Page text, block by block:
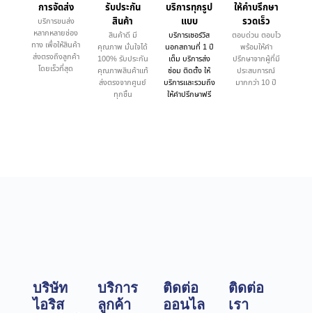
การจัดส่ง
บริการขนส่ง
หลากหลายช่อง
ทาง เพื่อให้สินค้า
ส่งตรงถึงลูกค้า
โดยเร็วที่สุด
รับประกัน
สินค้า
สินค้าดี มี
คุณภาพ มั่นใจได้
100% รับประกัน
คุณภาพสินค้าแท้
ส่งตรงจากศูนย์
ทุกชิ้น
บริการทุกรูป
แบบ
บริการเซอร์วิส
นอกสถานที่ 1 ปี
เต็ม บริการส่ง
ซ่อม ติดตั้ง ให้
บริการและรวมถึง
ให้คำปรึกษาฟรี
ให้คำบรึกษา
รวดเร็ว
ตอบด่วน ตอบไว
พร้อมให้คำ
ปรึกษาจากผู้ที่มี
ประสบการณ์
มากกว่า 10 ปี
บริษัท
ไอริส
บริการ
ลูกค้า
ติดต่อ
ออนไล
ติดต่อ
เรา